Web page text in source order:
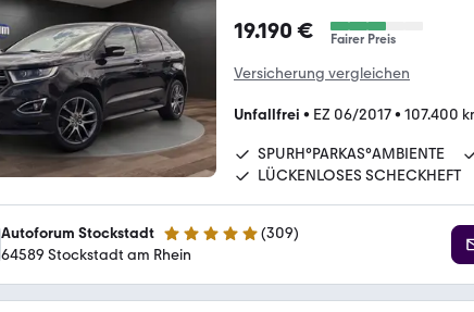
19.190 € Fairer Preis
Versicherung vergleichen
Unfallfrei • EZ 06/2017• 107.400
SPURH°PARKAS°AMBIENTE
LÜCKENLOSES SCHECKHEFT
Autoforum Stockstadt 4.8 Sterne (309)
64589 Stockstadt am Rhein